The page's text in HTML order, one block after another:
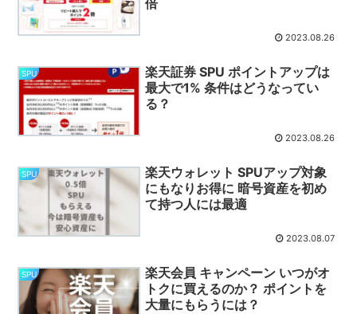
倍
2023.08.26
SPU
楽天証券 SPU ポイントアップは
最大で1% 条件はどうなってい
る？
2023.08.26
SPU
楽天ウォレット SPUアップ対象
にもなりお得に 暗号資産を初め
て持つ人には最適
2023.08.07
SPU
楽天会員 キャンペーン いつがオ
トクに買えるのか？ ポイントを
大量にもらうには？